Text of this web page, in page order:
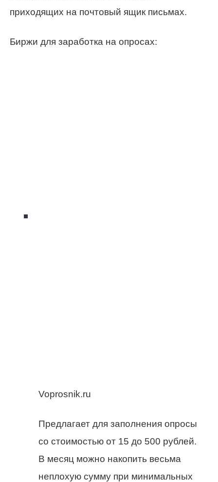
приходящих на почтовый ящик письмах.
Биржи для заработка на опросах:
Voprosnik.ru
Предлагает для заполнения опросы
со стоимостью от 15 до 500 рублей.
В месяц можно накопить весьма
неплохую сумму при минимальных